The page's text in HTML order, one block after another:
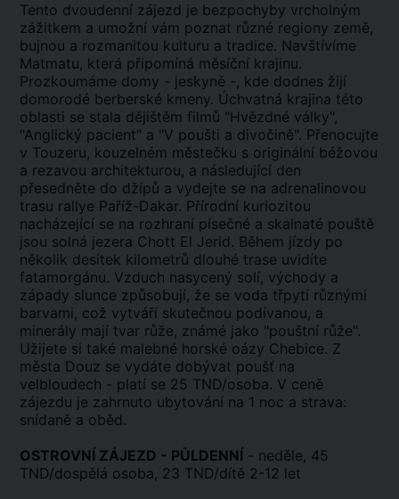
Tento dvoudenní zájezd je bezpochyby vrcholným
zážitkem a umožní vám poznat různé regiony země,
bujnou a rozmanitou kulturu a tradice. Navštívíme
Matmatu, která připomíná měsíční krajinu.
Prozkoumáme domy - jeskyně -, kde dodnes žijí
domorodé berberské kmeny. Úchvatná krajina této
oblasti se stala dějištěm filmů "Hvězdné války",
"Anglický pacient" a "V poušti a divočině". Přenocujte
v Touzeru, kouzelném městečku s originální béžovou
a rezavou architekturou, a následující den
přesedněte do džípů a vydejte se na adrenalinovou
trasu rallye Paříž-Dakar. Přírodní kuriozitou
nacházející se na rozhraní písečné a skalnaté pouště
jsou solná jezera Chott El Jerid. Během jízdy po
několik desítek kilometrů dlouhé trase uvidíte
fatamorgánu. Vzduch nasycený solí, východy a
západy slunce způsobují, že se voda třpytí různými
barvami, což vytváří skutečnou podívanou, a
minerály mají tvar růže, známé jako "pouštní růže".
Užijete si také malebné horské oázy Chebice. Z
města Douz se vydáte dobývat poušť na
velbloudech - platí se 25 TND/osoba. V ceně
zájezdu je zahrnuto ubytování na 1 noc a strava:
snídaně a oběd.
OSTROVNÍ ZÁJEZD - PŮLDENNÍ - neděle, 45
TND/dospělá osoba, 23 TND/dítě 2-12 let